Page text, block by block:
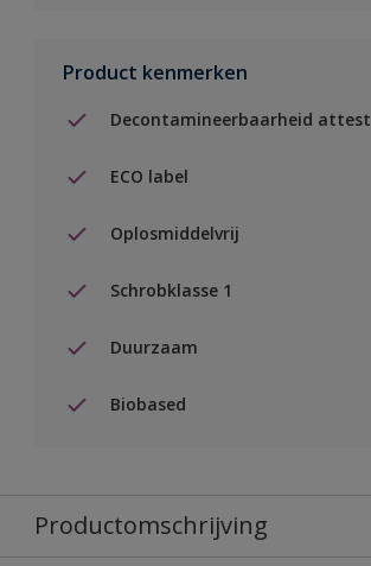
Product kenmerken
Decontamineerbaarheid attest
ECO label
Oplosmiddelvrij
Schrobklasse 1
Duurzaam
Biobased
Productomschrijving